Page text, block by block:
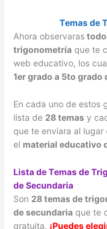
Temas de
Ahora observaras
trigonometría que te
web educativo, los
1er grado a 5to grado
En cada uno de estos
lista de 28 temas y
que te enviara al
el material educativo
Lista de Temas de
de Secundaria
Son 28 temas de
de secundaria que te
gratuita, ¡Puedes